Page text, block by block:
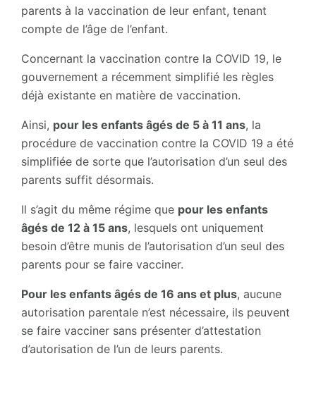
parents à la vaccination de leur enfant, tenant
compte de l’âge de l’enfant.
Concernant la vaccination contre la COVID 19, le
gouvernement a récemment simplifié les règles
déjà existante en matière de vaccination.
Ainsi, pour les enfants âgés de 5 à 11 ans, la
procédure de vaccination contre la COVID 19 a été
simplifiée de sorte que l’autorisation d’un seul des
parents suffit désormais.
Il s’agit du même régime que pour les enfants
âgés de 12 à 15 ans, lesquels ont uniquement
besoin d’être munis de l’autorisation d’un seul des
parents pour se faire vacciner.
Pour les enfants âgés de 16 ans et plus, aucune
autorisation parentale n’est nécessaire, ils peuvent
se faire vacciner sans présenter d’attestation
d’autorisation de l’un de leurs parents.